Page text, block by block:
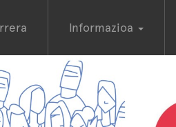
Informazioa